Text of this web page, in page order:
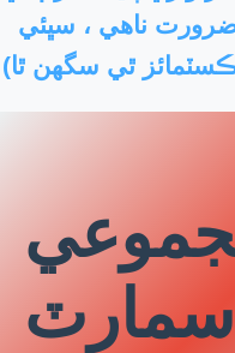
ناهي ، سڀئي